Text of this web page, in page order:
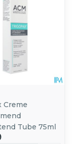
Creme
Tube 75ml